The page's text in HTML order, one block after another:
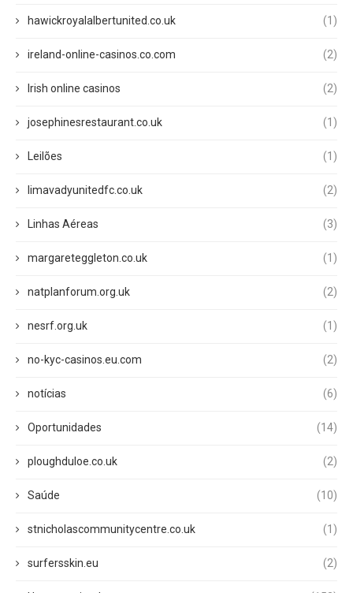
hawickroyalalbertunited.co.uk (1)
ireland-online-casinos.co.com (2)
Irish online casinos (2)
josephinesrestaurant.co.uk (1)
Leilões (1)
limavadyunitedfc.co.uk (2)
Linhas Aéreas (3)
margareteggleton.co.uk (1)
natplanforum.org.uk (2)
nesrf.org.uk (1)
no-kyc-casinos.eu.com (2)
notícias (6)
Oportunidades (14)
ploughduloe.co.uk (2)
Saúde (10)
stnicholascommunitycentre.co.uk (1)
surfersskin.eu (2)